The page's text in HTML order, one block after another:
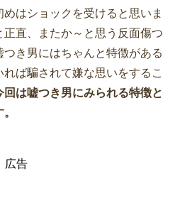
はショックを受けると思いま
直、またか～と思う反面傷つ
き男にはちゃんと特徴がある
ば騙されて嫌な思いをするこ
回は嘘つき男にみられる特徴と
広告